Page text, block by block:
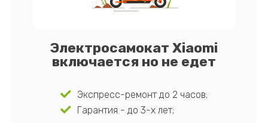
Электросамокат Xiaomi
включается но не едет
Экспресс-ремонт до 2 часов;
Гарантия - до 3-х лет;